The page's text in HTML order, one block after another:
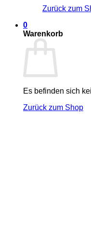
Zurück zum
0
Warenkorb
Es befinden sich
Zurück zum Shop